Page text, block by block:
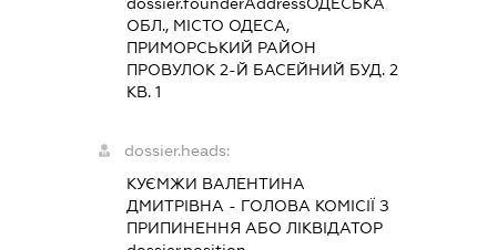
ОБЛ., МІСТО ОДЕСА,
ПРИМОРСЬКИЙ РАЙОН
ПРОВУЛОК 2-Й БАСЕЙНИЙ БУД. 2
КВ. 1
dossier.heads:
КУЄМЖИ ВАЛЕНТИНА
ДМИТРІВНА - ГОЛОВА КОМІСІЇ З
ПРИПИНЕННЯ АБО ЛІКВІДАТОР